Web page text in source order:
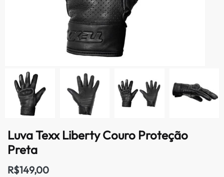
Luva Texx Liberty Couro Proteção
Preta
R$149,00